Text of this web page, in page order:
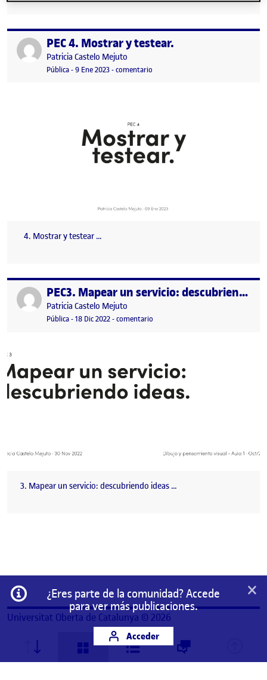
Publicado porPEC 4. Mostrar y testear.
Publicado por
Patricia Castelo Mejuto
Visibilidad:
Pública-Fecha de publicación
9 Ene 20239 enero, 2023 10:06 pm
-comentario
4. Mostrar y testear …
Publicado por PEC3. Mapear un servicio: descubriendo ideas
Publicado por
Patricia Castelo Mejuto
Visibilidad:
Pública-Fecha de publicación
18 Dic 202218 diciembre, 2022 7:40 pm
-comentario
3. Mapear un servicio: descubriendo ideas …
Información
¿Eres parte de la comunidad? Accede
para ver más publicaciones.
Acceder
×
Universitat Oberta de Catalunya © 2026